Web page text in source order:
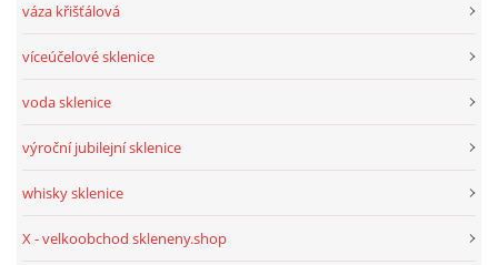
váza křišťálová
víceúčelové sklenice
voda sklenice
výroční jubilejní sklenice
whisky sklenice
X - velkoobchod skleneny.shop